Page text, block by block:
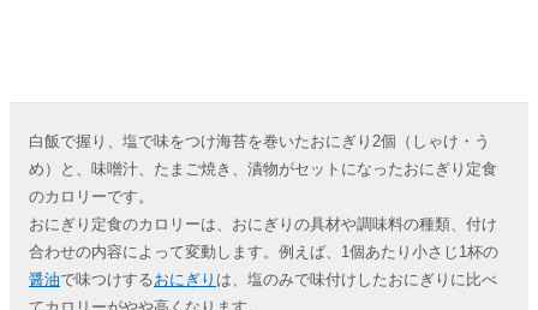
白飯で握り、塩で味をつけ海苔を巻いたおにぎり2個（しゃけ・う
め）と、味噌汁、たまご焼き、漬物がセットになったおにぎり定食
のカロリーです。
おにぎり定食のカロリーは、おにぎりの具材や調味料の種類、付け
合わせの内容によって変動します。例えば、1個あたり小さじ1杯の
醤油で味つけするおにぎり は、塩のみで味付けしたおにぎりに比べ